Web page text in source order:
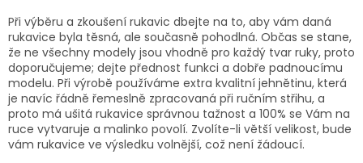
Při výběru a zkoušení rukavic dbejte na to, aby vám daná
rukavice byla těsná, ale současně pohodlná. Občas se stane,
že ne všechny modely jsou vhodně pro každý tvar ruky, proto
doporučujeme; dejte přednost funkci a dobře padnoucímu
modelu. Při výrobě používáme extra kvalitní jehnětinu, která
je navíc řádně řemeslně zpracovaná při ručním střihu, a
proto má ušitá rukavice správnou tažnost a 100% se Vám na
ruce vytvaruje a malinko povolí. Zvolíte-li větší velikost, bude
vám rukavice ve výsledku volnější, což není žádoucí.